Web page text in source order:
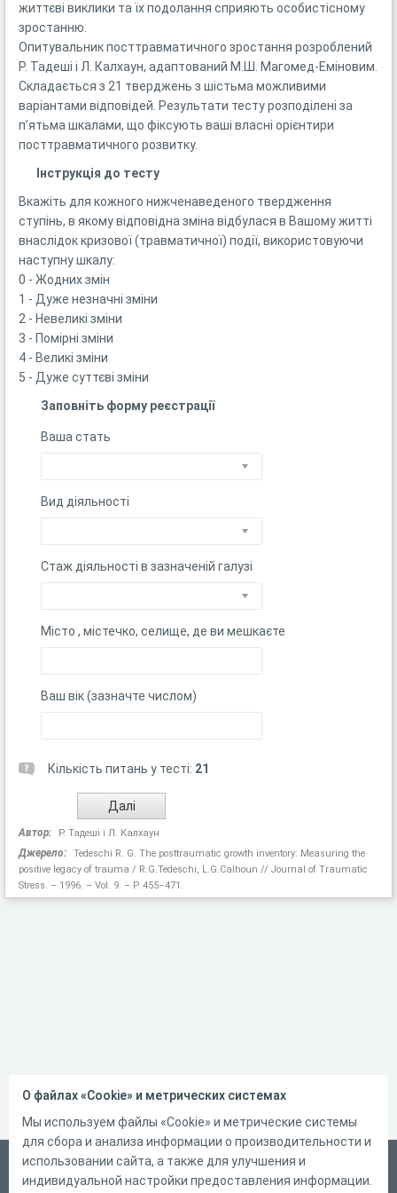
життєві виклики та їх подолання сприяють особистісному
зростанню.
Опитувальник посттравматичного зростання розроблений
Р. Тадеші і Л. Калхаун, адаптований М.Ш. Магомед-Еміновим.
Складається з 21 тверджень з шістьма можливими
варіантами відповідей. Результати тесту розподілені за
пʼятьма шкалами, що фіксують ваші власні орієнтири
посттравматичного розвитку.
Інструкція до тесту
Вкажіть для кожного нижченаведеного твердження
ступінь, в якому відповідна зміна відбулася в Вашому житті
внаслідок кризової (травматичної) події, використовуючи
наступну шкалу:
0 - Жодних змін
1 - Дуже незначні зміни
2 - Невеликі зміни
3 - Помірні зміни
4 - Великі зміни
5 - Дуже суттєві зміни
Заповніть форму реєстрації
Ваша стать
Вид діяльності
Стаж діяльності в зазначеній галузі
Місто , містечко, селище, де ви мешкаєте
Ваш вік (зазначте числом)
Кількість питань у тесті: 21
Автор: Р. Тадеші і Л. Калхаун
Джерело:
Tedeschi R. G. The posttraumatic growth inventory: Measuring the
positive legacy of trauma / R.G.Tedeschi, L.G.Calhoun // Journal of Traumatic
Stress. – 1996. – Vol. 9. – P. 455–471.
Український
О файлах «Cookie» и метрических системах
Мы используем файлы «Cookie» и метрические системы
для сбора и анализа информации о производительности и
использовании сайта, а также для улучшения и
индивидуальной настройки предоставления информации.